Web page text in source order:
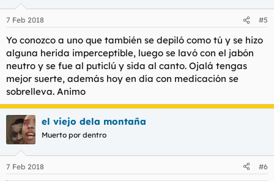
e
:
7 Feb 2018 #5
Yo conozco a uno que también se depiló como tú y se hizo
alguna herida imperceptible, luego se lavó con el jabón
neutro y se fue al puticlú y sida al canto. Ojalá tengas
mejor suerte, además hoy en día con medicación se
sobrelleva. Animo
el viejo dela montaña
Muerto por dentro
7 Feb 2018 #6